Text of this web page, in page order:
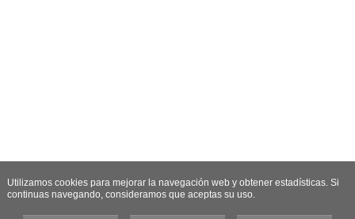
Utilizamos cookies para mejorar la navegación web y obtener estadísticas. Si
continuas navegando, consideramos que aceptas su uso.